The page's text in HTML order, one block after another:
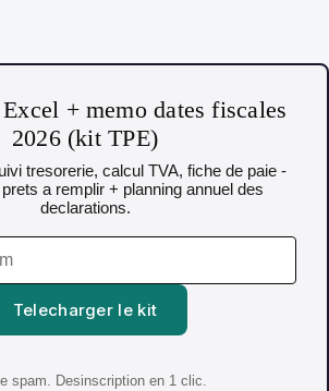
+ memo dates fiscales
2026 (kit TPE)
tresorerie, calcul TVA, fiche de paie -
a remplir + planning annuel des
declarations.
Telecharger le kit
spam. Desinscription en 1 clic.